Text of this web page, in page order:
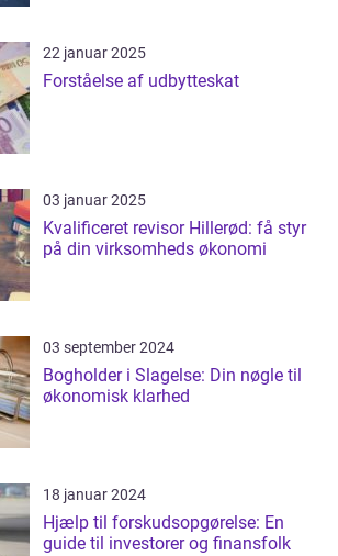
22 januar 2025
Forståelse af udbytteskat
03 januar 2025
Kvalificeret revisor Hillerød: få styr
på din virksomheds økonomi
03 september 2024
Bogholder i Slagelse: Din nøgle til
økonomisk klarhed
18 januar 2024
Hjælp til forskudsopgørelse: En
guide til investorer og finansfolk